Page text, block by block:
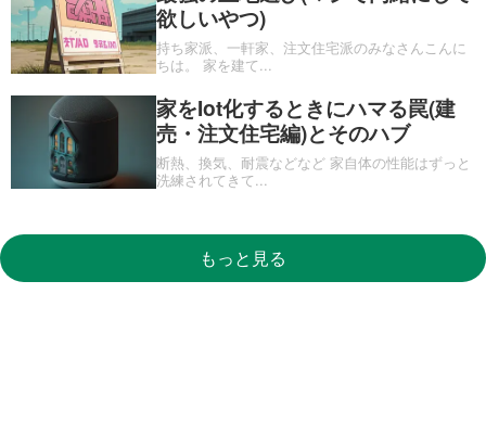
欲しいやつ)
持ち家派、一軒家、注文住宅派のみなさんこんに
ちは。 家を建て...
家をIot化するときにハマる罠(建
売・注文住宅編)とそのハブ
断熱、換気、耐震などなど 家自体の性能はずっと
洗練されてきて...
もっと見る